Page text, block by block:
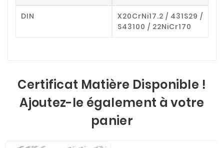
DIN
X20CrNi17.2 / 431S29 /
S43100 / 22NiCr170
Certificat Matière Disponible !
Ajoutez-le également à votre
panier